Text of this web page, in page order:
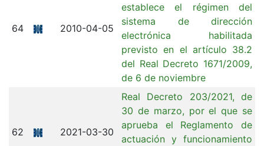
64 2010-04-05
establece el régimen del
sistema de dirección
electrónica habilitada
previsto en el artículo 38.2
del Real Decreto 1671/2009,
de 6 de noviembre
62 2021-03-30
Real Decreto 203/2021, de
30 de marzo, por el que se
aprueba el Reglamento de
actuación y funcionamiento